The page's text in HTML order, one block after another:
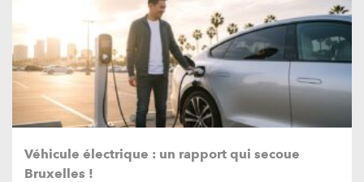
Véhicule électrique : un rapport qui secoue
Bruxelles !